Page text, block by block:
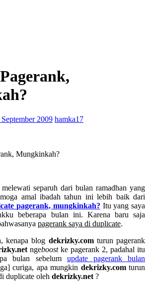
September 2009 hamka17
Mungkinkah?
separuh dari bulan ramadhan yang
amal ibadah tahun ini lebih baik dari
pagerank, mungkinkah? Itu yang saya
beberapa bulan ini. Karena baru saja
pagerank saya di duplicate.
kenapa blog dekrizky.comturun pagerank
ngeboostke pagerank 2, padahal itu
bulan sebelum update pagerank bulan
curiga, apa mungkin dekrizky.comturun
duplicate oleh dekrizky.net ?